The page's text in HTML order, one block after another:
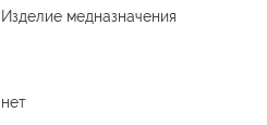
Изделие медназначения
нет